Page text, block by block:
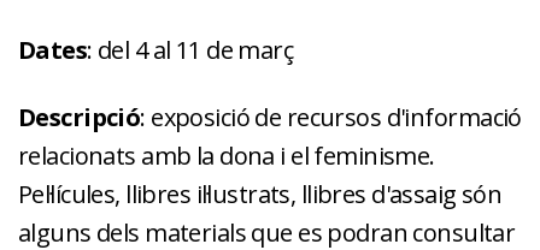
Dates: del 4 al 11 de març
Descripció: exposició de recursos d'informació
relacionats amb la dona i el feminisme.
Pel·lícules, llibres il·lustrats, llibres d'assaig són
alguns dels materials que es podran consultar